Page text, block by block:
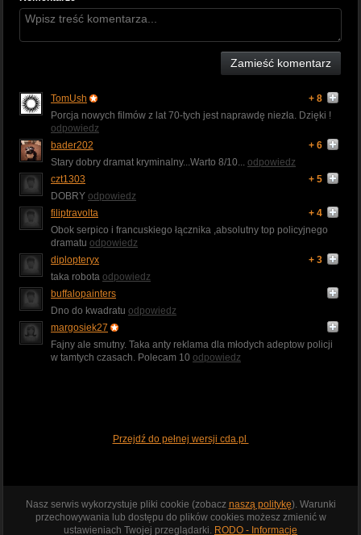
Zamieść komentarz
TomUsh
+ 8
Porcja nowych filmów z lat 70-tych jest naprawdę niezła. Dzięki !
odpowiedz
bader202
+ 6
Stary dobry dramat kryminalny...Warto 8/10... odpowiedz
czt1303
+ 5
DOBRY odpowiedz
filiptravolta
+ 4
Obok serpico i francuskiego łącznika ,absolutny top policyjnego
dramatu odpowiedz
diplopteryx
+ 3
taka robota odpowiedz
buffalopainters
Dno do kwadratu odpowiedz
margosiek27
Fajny ale smutny. Taka anty reklama dla młodych adeptow policji
w tamtych czasach. Polecam 10 odpowiedz
Przejdź do pełnej wersji cda.pl
Nasz serwis wykorzystuje pliki cookie (zobacz naszą politykę). Warunki
przechowywania lub dostępu do plików cookies możesz zmienić w
ustawieniach Twojej przeglądarki. RODO - Informacje